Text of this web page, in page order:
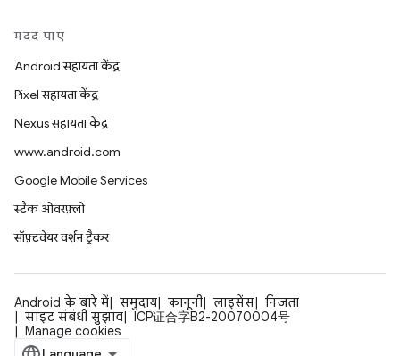
मदद पाएं
Android सहायता केंद्र
Pixel सहायता केंद्र
Nexus सहायता केंद्र
www.android.com
Google Mobile Services
स्टैक ओवरफ़्लो
सॉफ़्टवेयर वर्शन ट्रैकर
Android के बारे में समुदाय कानूनी लाइसेंस
निजता
साइट संबंधी सुझाव
ICP证合字B2-20070004号
Manage cookies